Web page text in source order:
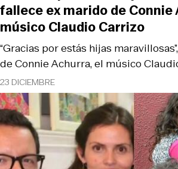
23 DICIEMBRE
“Gracias por estás hijas
de Connie Achurra, el músico
fallece ex marido de Connie
músico Claudio Carrizo